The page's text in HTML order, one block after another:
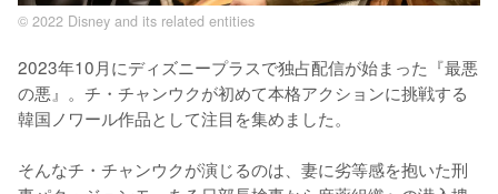
© 2022 Disney and its related entities
2023年10月にディズニープラスで独占配信が始まった『最悪
の悪』。チ・チャンウクが初めて本格アクションに挑戦する
韓国ノワール作品として注目を集めました。
そんなチ・チャンウクが演じるのは、妻に劣等感を抱いた刑